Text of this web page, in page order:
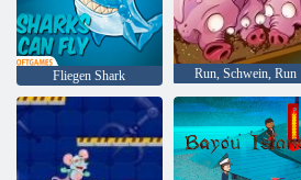
Fliegen Shark Run, Schwein, Run